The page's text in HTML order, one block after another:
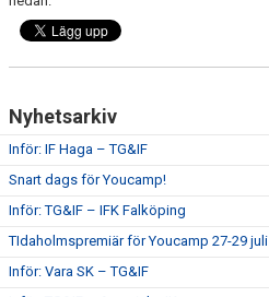
PLANSCHEMA
Nyhetsarkiv
Inför: IF Haga – TG&IF
Snart dags för Youcamp!
Inför: TG&IF – IFK Falköping
TIdaholmspremiär för Youcamp 27-29 juli
Inför: Vara SK – TG&IF